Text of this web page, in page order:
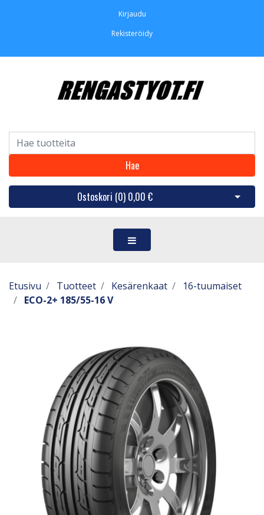
Kirjaudu
Rekisteröidy
Hae
Ostoskori (0) 0,00 € Avaa
Etusivu Tuotteet Kesärenkaat
16-tuumaiset
ECO-2+ 185/55-16 V